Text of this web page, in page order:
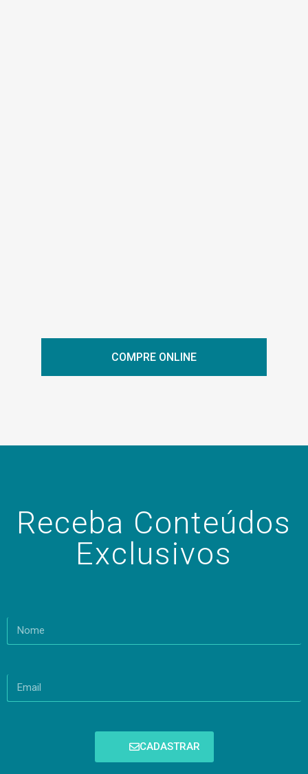
COMPRE ONLINE
Receba Conteúdos
Exclusivos
CADASTRAR